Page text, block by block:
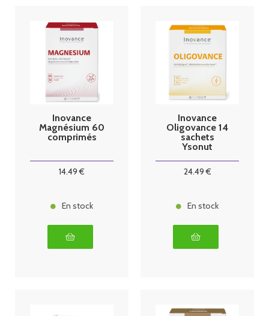
Inovance
Magnésium 60
comprimés
14.49 €
En stock
Inovance
Oligovance 14
sachets
Ysonut
24.49€
En stock